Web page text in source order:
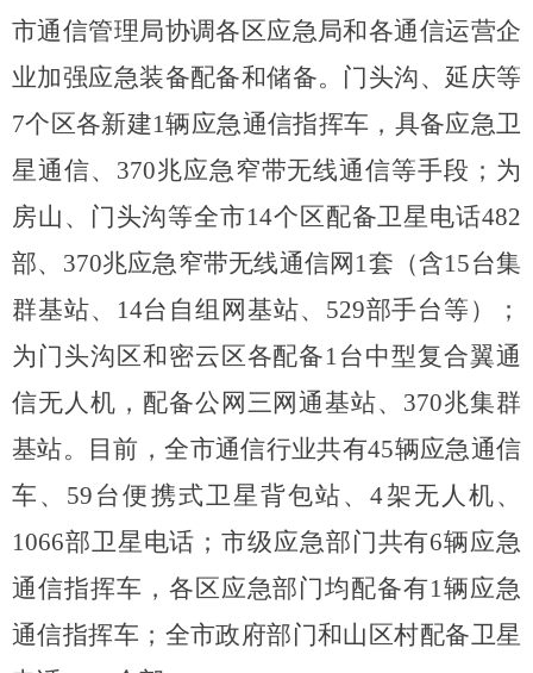
市通信管理局协调各区应急局和各通信运营企
业加强应急装备配备和储备。门头沟、延庆等
7个 区各新建1辆应急通信指挥车，具备应急卫
星通信、370兆应急窄带无线通信等手段；为
房山、门头沟等全市14个区配备卫星电话482
部、370兆应急窄带无线通信网1套（含15台集
群基站、14台自组网基站、529部手台等）；
为门头沟区和密云区各配备1台中型复合翼通
信无人机，配备公网三网通基站、370兆集群
基站。目前，全市通信行业共有45辆应急通信
车、59台便携式卫星背包站、4架无人机、
1066部卫星电话；市级应急部门共有6辆应急
通信指挥车，各区应急部门均配备有1辆应急
通信指挥车；全市政府部门和山区村配备卫星